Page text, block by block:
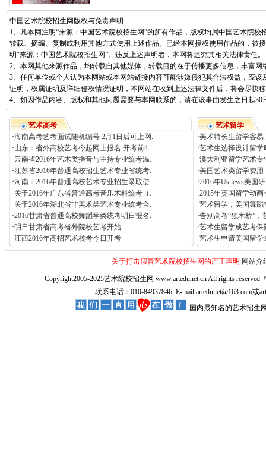
中国艺术院校招生网版权与免责声明
1、凡本网注明“来源：中国艺术院校招生网”的所有作品，版权均属中国艺术院
转载、摘编、复制或利用其他方式使用上述作品。已经本网授权使用作品的，被
明“来源：中国艺术院校招生网”。违反上述声明者，本网将追究其相关法律责任。
2、本网其他来源作品，均转载自其他媒体，转载目的在于传播更多信息，丰富
3、任何单位或个人认为本网站或本网站链接内容可能涉嫌侵犯其合法权益，应
证明，权属证明及详细侵权情况证明，本网站在收到上述法律文件后，将会尽快
4、如因作品内容、版权和其他问题需要与本网联系的，请在该事由发生之日起30
艺术高考
·海南高考艺考面试随机编号 2月1日后可上网.
·山东：省外高校艺考今起网上报名 开考前4.
·云南省2016年艺术类播音与主持专业统考温.
·江苏省2016年普通高校招生艺术专业省统考.
·河南：2016年普通高校艺术专业招生录取使.
·关于2016年广东省普通高考音乐术科统考（.
·关于2016年湖北省非美术类艺术专业统考合.
·2016甘肃省普通高校舞蹈学类统考明日报名.
·明日甘肃省高考省外院校艺考开始
·江西2016年高招艺术校考今日开考
艺术留学
·美术特长生留学容易
·艺术生选择设计留
·澳大利亚留学艺术专
·美国艺术类留学费用
·2016年Usnews美国
·2015年英国留学动
·艺术留学，美国舞蹈
·告别高考“独木桥”，
·艺术生留学成艺考保
·艺术生申请美国留学
关于打击假冒艺术院校招生网的严正声明 网站介
Copyright2005-2025艺术院校招生网 www.artedunet.cn All rights reserved
联系电话：010-84937846 E-mail:artedunet@163.com或
国内最知名的艺术招生